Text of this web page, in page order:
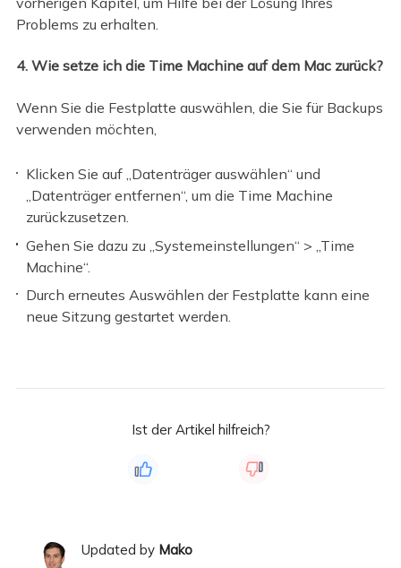
Problems zu erhalten.
4. Wie setze ich die Time Machine auf dem Mac zurück?
Wenn Sie die Festplatte auswählen, die Sie für Backups
verwenden möchten,
Klicken Sie auf „Datenträger auswählen“ und
„Datenträger entfernen“, um die Time Machine
zurückzusetzen.
Gehen Sie dazu zu „Systemeinstellungen“ > „Time
Machine“.
Durch erneutes Auswählen der Festplatte kann eine
neue Sitzung gestartet werden.
Ist der Artikel hilfreich?
Updated by Mako